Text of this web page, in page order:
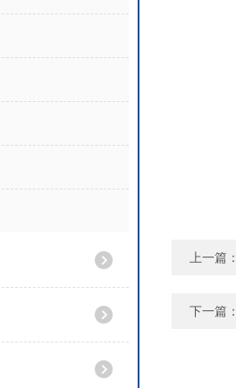
上一篇
下一篇